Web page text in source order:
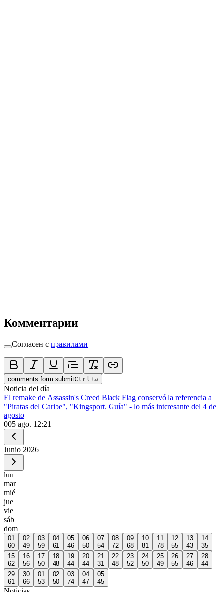
Комментарии
Согласен с правилами
comments.form.submitCtrl +↵
Noticia del día
El remake de Assassin's Creed Black Flag conservó la referencia a
"Piratas del Caribe", "Kingsport. Guía" - lo más interesante del 4 de
agosto
005 ago. 12:21
Junio 2026
lun
mar
mié
jue
vie
sáb
dom
01
60
02
49
03
59
04
61
05
46
06
50
07
54
08
72
09
68
10
81
11
78
12
55
13
43
14
35
15
62
16
56
17
50
18
48
19
44
20
44
21
31
22
48
23
52
24
50
25
49
26
55
27
46
28
44
29
61
30
66
01
53
02
50
03
74
04
47
05
45